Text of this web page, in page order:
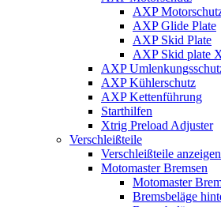
AXP
AXP Glide Plate
AXP Skid Plate
AXP Skid plate
AXP
AXP Kühlerschutz
AXP Kettenführung
Starthilfen
Xtrig Preload Adjuster
Verschleißteile
Verschleißteile anzeigen
Motomaster Bremsen
Motomaster
Bremsbeläge